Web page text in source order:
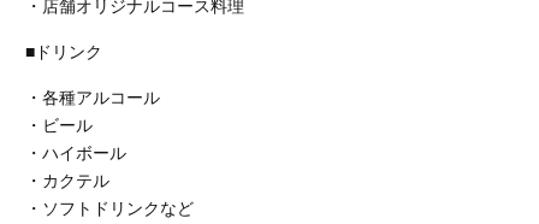
・店舗オリジナルコース料理
■ドリンク
・各種アルコール
・ビール
・ハイボール
・カクテル
・ソフトドリンクなど